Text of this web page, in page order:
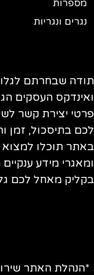
מספרות
נגרים ונגריות
שבחרתם
העסקים
יצירת קשר
בתיסכול, זמן
תוכלו למצוא
מידע
מאחל לכם
האתר שירות